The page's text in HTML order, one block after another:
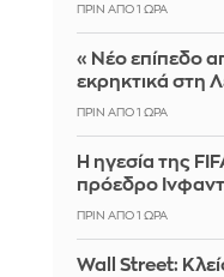
ΠΡΙΝ ΑΠΌ 1 ΏΡΑ
«Νέο επίπεδο
εκρηκτικά στη
ΠΡΙΝ ΑΠΌ 1 ΏΡΑ
Η ηγεσία της
πρόεδρο
ΠΡΙΝ ΑΠΌ 1 ΏΡΑ
Wall Street: